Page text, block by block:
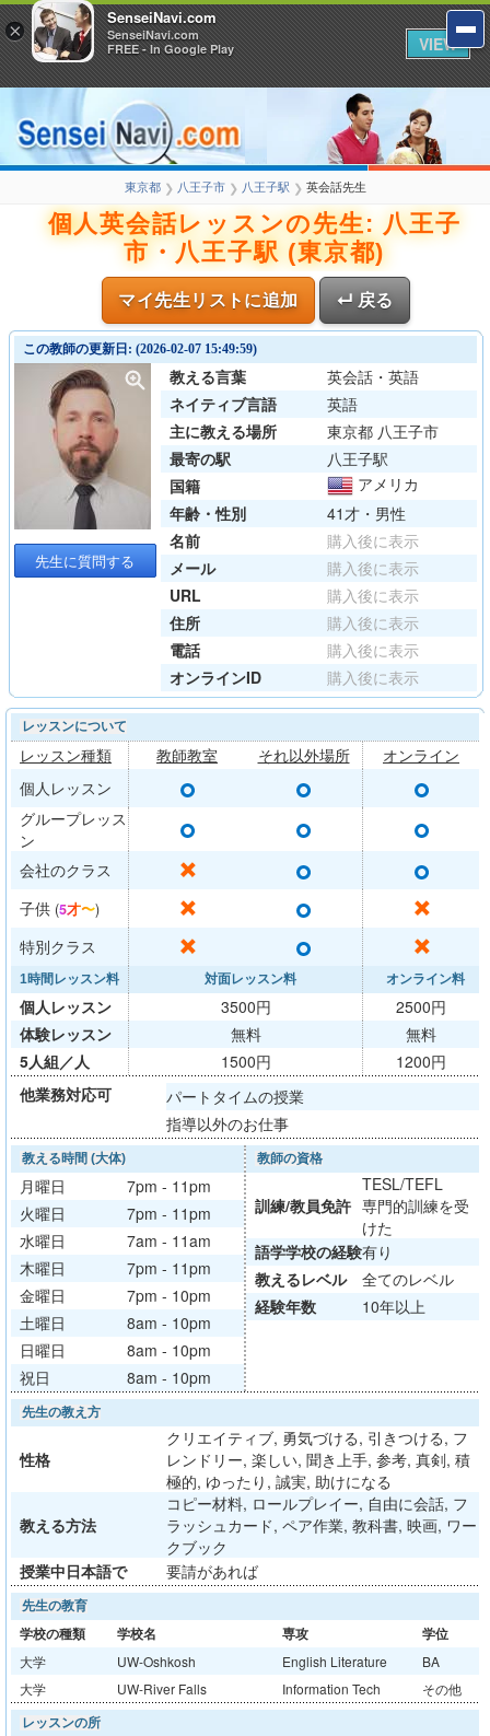
東京都 ❯ 八王子市 ❯ 八王子駅 ❯ 英会話先生
個人英会話レッスンの先生: 八王子
市・八王子駅 (東京都)
マイ先生リストに追加 ↵ 戻る
この教師の更新日: (2026-02-07 15:49:59)
先生に質問する
教える言葉
英会話・英語
ネイティブ言語
英語
主に教える場所
東京都 八王子市
最寄の駅
八王子駅
国籍
アメリカ
年齢・性別
41才・男性
名前
購入後に表示
メール
購入後に表示
URL
購入後に表示
住所
購入後に表示
電話
購入後に表示
オンラインID
購入後に表示
レッスンについて
レッスン種類 教師教室 それ以外場所
オンライン
個人レッスン
○ ○ ○
グループレッス
ン
○ ○ ○
会社のクラス ✕ ○ ○
子供 (5才〜) ✕ ○ ✕
特別クラス ✕ ○ ✕
1時間レッスン料 対面レッスン料 オンライン料
個人レッスン 3500円
2500円
体験レッスン
無料
無料
5人組／人
1500円
1200円
他業務対応可
パートタイムの授業
指導以外のお仕事
教える時間 (大体)
月曜日
7pm - 11pm
火曜日
7pm - 11pm
水曜日
7am - 11am
木曜日
7pm - 11pm
金曜日
7pm - 10pm
土曜日
8am - 10pm
日曜日
8am - 10pm
祝日
8am - 10pm
教師の資格
訓練/教員免許
TESL/TEFL
専門的訓練を受
けた
語学学校の経験有り
教えるレベル
全てのレベル
経験年数
10年以上
先生の教え方
性格
クリエイティブ, 勇気づける, 引きつける, フ
レンドリー, 楽しい, 聞き上手, 参考, 真剣, 積
極的, ゆったり, 誠実, 助けになる
教える方法
コピー材料, ロールプレイー, 自由に会話, フ
ラッシュカード, ペア作業, 教科書, 映画, ワー
クブック
授業中日本語で
要請があれば
先生の教育
学校の種類 学校名 専攻 学位
大学 UW-Oshkosh English Literature
BA
大学
UW-River Falls Information Tech その他
レッスンの所
×
SenseiNavi.com
SenseiNavi.com
FREE - In Google Play
VIEW